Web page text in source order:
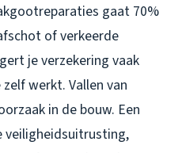
gaat 70%
of verkeerde
je verzekering vaak
werkt. Vallen van
in de bouw. Een
veiligheidsuitrusting,